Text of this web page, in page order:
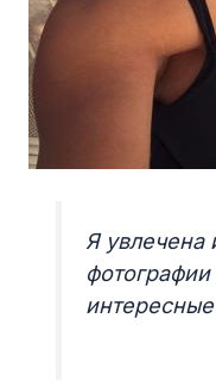
Я увлечена